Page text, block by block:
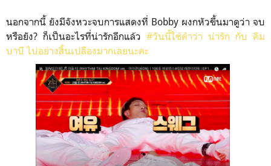
นอกจากนี้ ยังมีจังหวะจบการแสดงที่ Bobby ผงกหัวขึ้นมาดูว่า จบ
หรือยัง? ก็เป็นอะไรที่น่ารักอีกแล้ว #วันนี้ใช้คำว่า น่ารัก กับ คิม
บาบี ไปอย่างสิ้นเปลืองมากเลยนะคะ